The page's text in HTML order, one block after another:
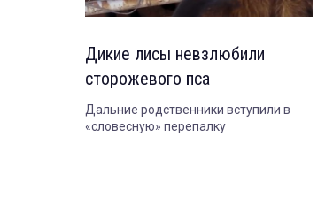
Дикие лисы невзлюбили
сторожевого пса
Дальние родственники вступили в
«словесную» перепалку